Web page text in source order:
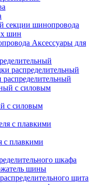
секции шинопровода
шин
Аксессуары для
с силовым
с плавкими
шкафа
шины
щита